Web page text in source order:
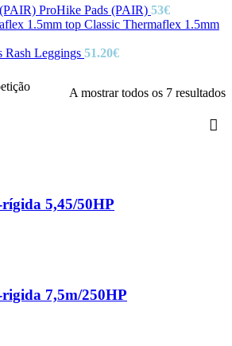
through
138€
ProHike Pads (PAIR) 53€
Classic Thermaflex 1.5mm
Rash Leggings 51.20€
A mostrar todos os 7 resultados
5,45/50HP
7,5m/250HP